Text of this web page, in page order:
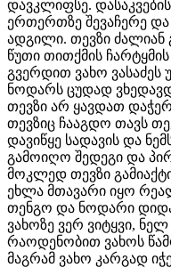
დავკლიფსე.
ერთერთზე შევაჩერე
ადგილი. თევზი ძალიან
წუთი თითქმის ჩარტყმის
გვერდით ვახო ვასაძეს
ნოდარს ცუდად
თევზი არ ყავდათ
თევზიც ჩააგდო თავს
დავიწყე სადავის და
გამოიღო შედეგი და
მოკლედ თევზი
ეხლა მთავარი იყო
თენგო და ნოდარი
ვახოზე ვერ ვიტყვი,
რაოდენობით ვახოს
მაგრამ ვახო კარგად